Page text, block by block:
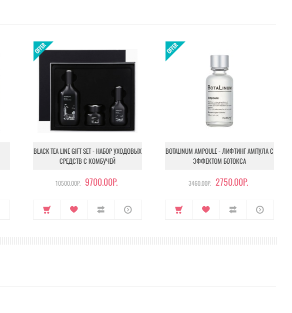
BLACK TEA LINE GIFT SET - НАБОР УХОДОВЫХ
СРЕДСТВ С КОМБУЧЕЙ
10500.00Р. 9700.00Р.
BOTALINUM AMPOULE - ЛИФТИНГ АМПУЛА С
ЭФФЕКТОМ БОТОКСА
3460.00Р. 2750.00Р.